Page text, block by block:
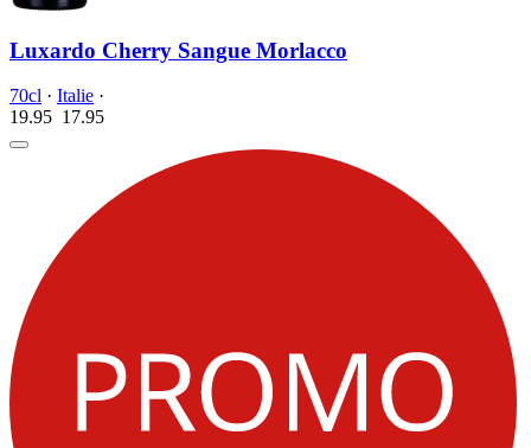
Luxardo Cherry Sangue Morlacco
70cl · Italie ·
19.95 17.95